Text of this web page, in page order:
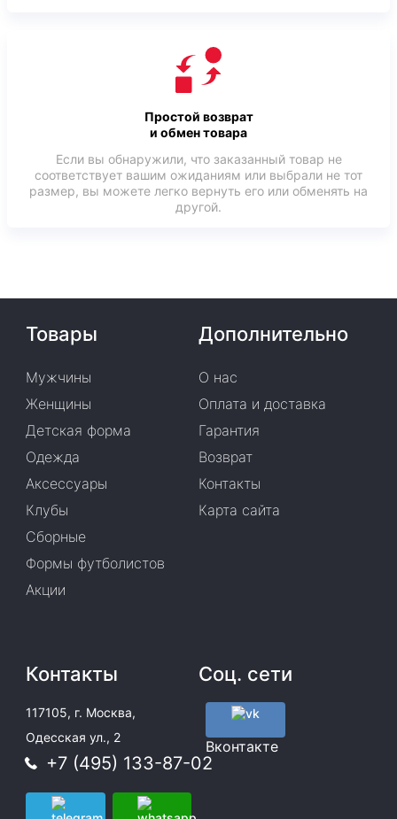
Простой возврат
и обмен товара
Если вы обнаружили, что заказанный товар не
соответствует вашим ожиданиям или выбрали не тот
размер, вы можете легко вернуть его или обменять на
другой.
Товары
Мужчины
Женщины
Детская форма
Одежда
Аксессуары
Клубы
Сборные
Формы футболистов
Акции
Дополнительно
О нас
Оплата и доставка
Гарантия
Возврат
Контакты
Карта сайта
Контакты
117105, г. Москва,
Одесская ул., 2
+7 (495) 133-87-02
Соц. сети
Вконтакте